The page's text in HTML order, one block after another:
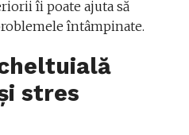
îi poate ajuta să
întâmpinate.
stres